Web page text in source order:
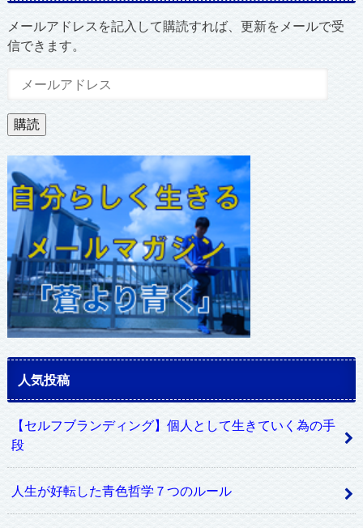
メールアドレスを記入して購読すれば、更新をメールで受
信できます。
ル
ア
ド
レ
ス
購読
人気投稿
【セルフブランディング】個人として生きていく為の手
段
人生が好転した青色哲学７つのルール